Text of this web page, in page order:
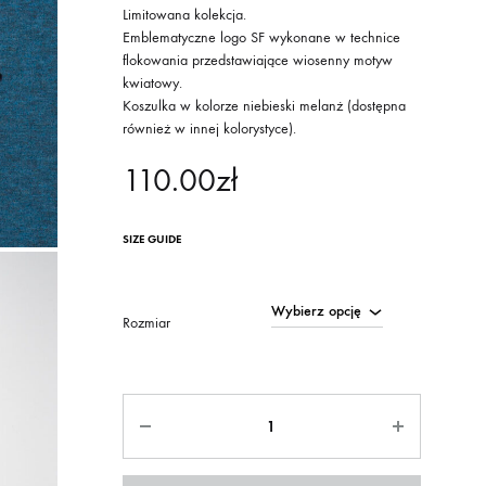
Limitowana kolekcja.
Emblematyczne logo SF wykonane w technice
flokowania przedstawiające wiosenny motyw
kwiatowy.
Koszulka w kolorze niebieski melanż (dostępna
również w innej kolorystyce).
110.00zł
SIZE GUIDE
Rozmiar